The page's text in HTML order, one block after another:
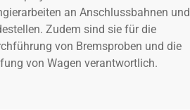
an Anschlussbahnen und
Zudem sind sie für die
von Bremsproben und die
von Wagen verantwortlich.